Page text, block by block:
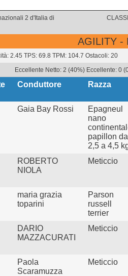
2 d'Italia di
AGILITY -
2.45 TPS: 69.8 TPM: 104.7 Ostacoli: 20
Eccellente Netto: 2 (40%) Eccellente: 0
Conduttore Razza
Gaia Bay Rossi
Epagneul
nano
papillon da
2,5 a 4,5
ROBERTO
NIOLA
Meticcio
maria grazia
toparini
Parson
russell
terrier
DARIO
MAZZACURATI
Meticcio
Paola
Scaramuzza
Meticcio